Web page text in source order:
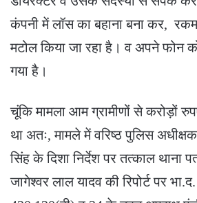
कंपनी में लॉस का बहाना बना कर,
मटोल किया जा रहा है। व अपने फोन
गया है।
चूंकि मामला आम ग्रामीणों से करोड़ों
था अतः, मामले में वरिष्ठ पुलिस
सिंह के दिशा निर्देश पर तत्काल थाना
जागेश्वर लाल यादव की रिपोर्ट पर